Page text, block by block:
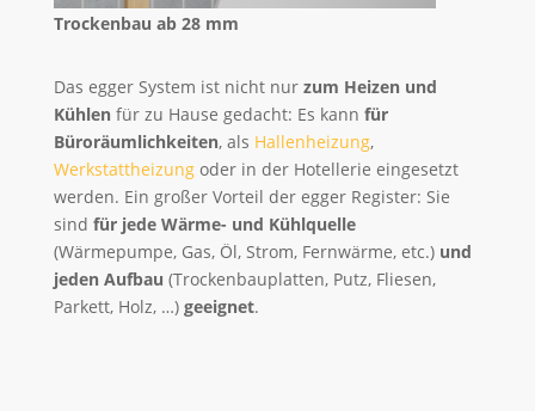
Trockenbau ab 28 mm
Das egger System ist nicht nur zum Heizen und
Kühlen für zu Hause gedacht: Es kann für
Büroräumlichkeiten, als Hallenheizung,
Werkstattheizungoder in der Hotellerie eingesetzt
werden. Ein großer Vorteil der egger Register: Sie
sind für jede Wärme- und Kühlquelle
(Wärmepumpe, Gas, Öl, Strom, Fernwärme, etc.) und
jeden Aufbau (Trockenbauplatten, Putz, Fliesen,
Parkett, Holz, …) geeignet.